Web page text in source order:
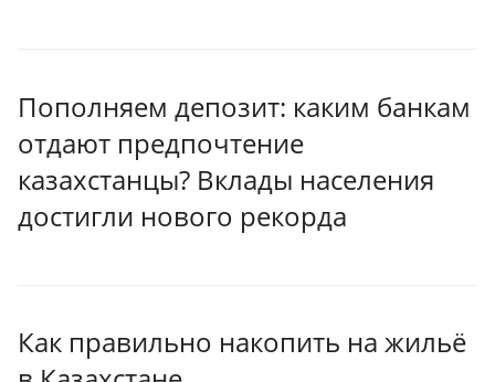
Пополняем депозит: каким банкам
отдают предпочтение
казахстанцы? Вклады населения
достигли нового рекорда
Как правильно накопить на жильё